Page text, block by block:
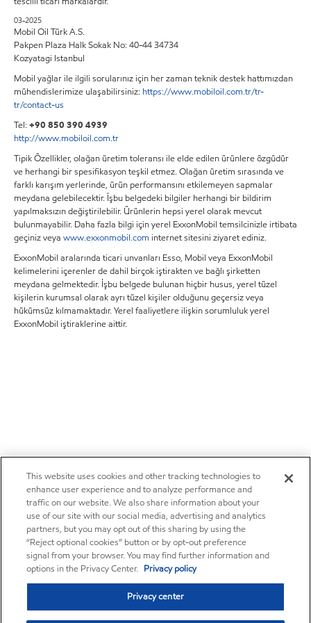
03-2025
Mobil Oil Türk A.S.
Pakpen Plaza Halk Sokak No: 40-44 34734
Kozyatagi Istanbul
Mobil yağlar ile ilgili sorularınız için her zaman teknik destek hattımızdan
mühendislerimize ulaşabilirsiniz: https://www.mobiloil.com.tr/tr-
tr/contact-us
Tel:+90 850 390 4939
http://www.mobiloil.com.tr
Tipik Özellikler, olağan üretim toleransı ile elde edilen ürünlere özgüdür
ve herhangi bir spesifikasyon teşkil etmez. Olağan üretim sırasında ve
farklı karışım yerlerinde, ürün performansını etkilemeyen sapmalar
meydana gelebilecektir. İşbu belgedeki bilgiler herhangi bir bildirim
yapılmaksızın değiştirilebilir. Ürünlerin hepsi yerel olarak mevcut
bulunmayabilir. Daha fazla bilgi için yerel ExxonMobil temsilcinizle irtibata
geçiniz veya www.exxonmobil.com internet sitesini ziyaret ediniz.
ExxonMobil aralarında ticari unvanları Esso, Mobil veya ExxonMobil
kelimelerini içerenler de dahil birçok iştirakten ve bağlı şirketten
meydana gelmektedir. İşbu belgede bulunan hiçbir husus, yerel tüzel
kişilerin kurumsal olarak ayrı tüzel kişiler olduğunu geçersiz veya
hükümsüz kılmamaktadır. Yerel faaliyetlere ilişkin sorumluluk yerel
ExxonMobil iştiraklerine aittir.
This website uses cookies and other tracking technologies to
enhance user experience and to analyze performance and
traffic on our website. We also share information about your
use of our site with our social media, advertising and analytics
partners, but you may opt out of this sharing by using the
“Reject optional cookies” button or by opt-out preference
signal from your browser. You may find further information and
options in the Privacy Center. Privacy policy
Privacy center